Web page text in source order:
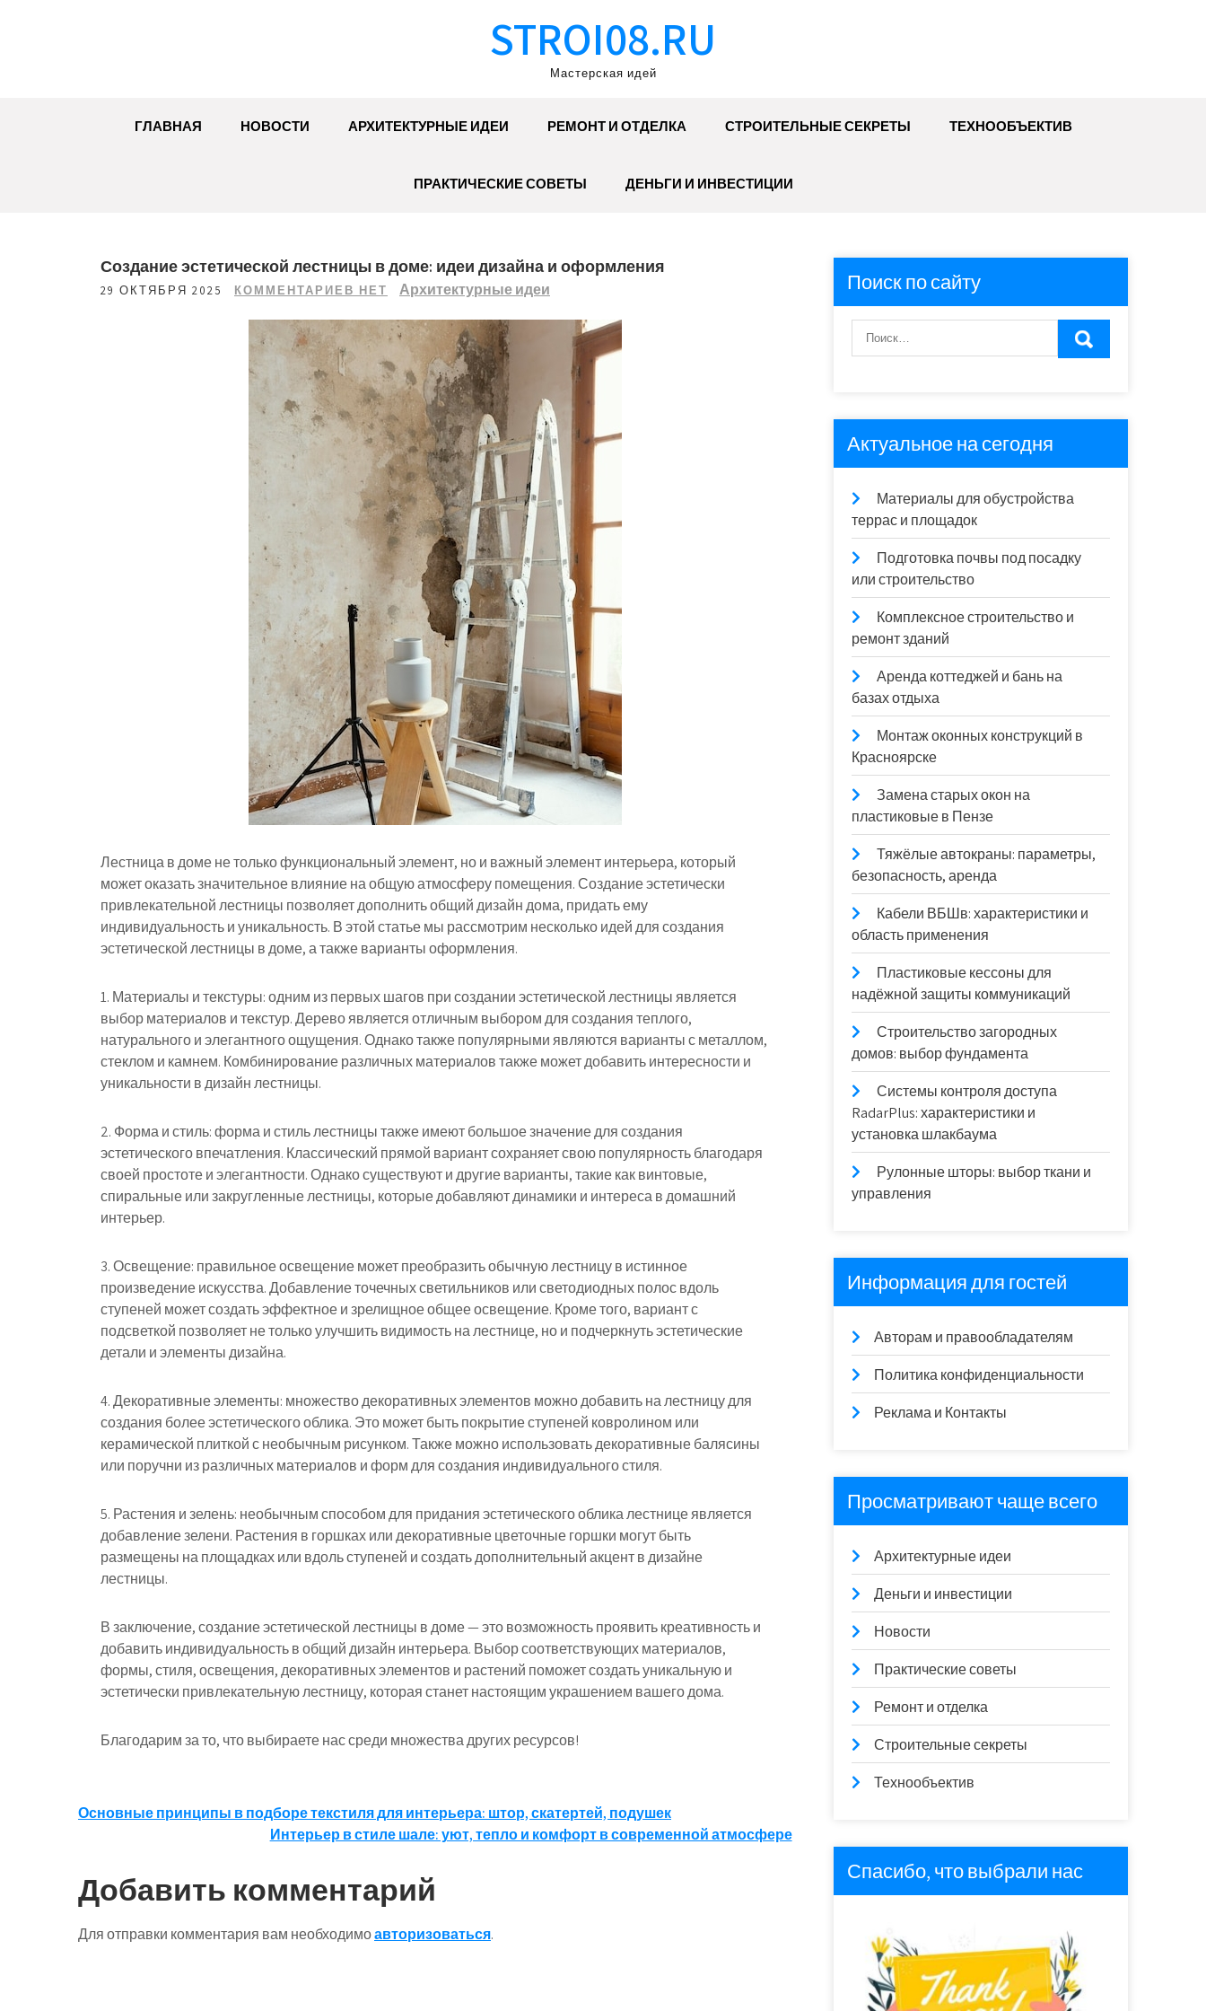
STROI08.RU
Мастерская идей
ГЛАВНАЯ НОВОСТИ АРХИТЕКТУРНЫЕ ИДЕИ РЕМОНТ И ОТДЕЛКА СТРОИТЕЛЬНЫЕ СЕКРЕТЫ ТЕХНООБЪЕКТИВ
ПРАКТИЧЕСКИЕ СОВЕТЫ ДЕНЬГИ И ИНВЕСТИЦИИ
Создание эстетической лестницы в доме: идеи дизайна и оформления
29 ОКТЯБРЯ 2025 КОММЕНТАРИЕВ НЕТ Архитектурные идеи
Лестница в доме не только функциональный элемент, но и важный элемент интерьера, который
может оказать значительное влияние на общую атмосферу помещения. Создание эстетически
привлекательной лестницы позволяет дополнить общий дизайн дома, придать ему
индивидуальность и уникальность. В этой статье мы рассмотрим несколько идей для создания
эстетической лестницы в доме, а также варианты оформления.
1. Материалы и текстуры: одним из первых шагов при создании эстетической лестницы является
выбор материалов и текстур. Дерево является отличным выбором для создания теплого,
натурального и элегантного ощущения. Однако также популярными являются варианты с металлом,
стеклом и камнем. Комбинирование различных материалов также может добавить интересности и
уникальности в дизайн лестницы.
2. Форма и стиль: форма и стиль лестницы также имеют большое значение для создания
эстетического впечатления. Классический прямой вариант сохраняет свою популярность благодаря
своей простоте и элегантности. Однако существуют и другие варианты, такие как винтовые,
спиральные или закругленные лестницы, которые добавляют динамики и интереса в домашний
интерьер.
3. Освещение: правильное освещение может преобразить обычную лестницу в истинное
произведение искусства. Добавление точечных светильников или светодиодных полос вдоль
ступеней может создать эффектное и зрелищное общее освещение. Кроме того, вариант с
подсветкой позволяет не только улучшить видимость на лестнице, но и подчеркнуть эстетические
детали и элементы дизайна.
4. Декоративные элементы: множество декоративных элементов можно добавить на лестницу для
создания более эстетического облика. Это может быть покрытие ступеней ковролином или
керамической плиткой с необычным рисунком. Также можно использовать декоративные балясины
или поручни из различных материалов и форм для создания индивидуального стиля.
5. Растения и зелень: необычным способом для придания эстетического облика лестнице является
добавление зелени. Растения в горшках или декоративные цветочные горшки могут быть
размещены на площадках или вдоль ступеней и создать дополнительный акцент в дизайне
лестницы.
В заключение, создание эстетической лестницы в доме — это возможность проявить креативность и
добавить индивидуальность в общий дизайн интерьера. Выбор соответствующих материалов,
формы, стиля, освещения, декоративных элементов и растений поможет создать уникальную и
эстетически привлекательную лестницу, которая станет настоящим украшением вашего дома.
Благодарим за то, что выбираете нас среди множества других ресурсов!
Навигация
записям
Основные принципы в подборе текстиля для интерьера: штор, скатертей, подушек
Интерьер в стиле шале: уют, тепло и комфорт в современной атмосфере
Добавить комментарий
Для отправки комментария вам необходимоавторизоваться.
Поиск по сайту
Актуальное на сегодня
Материалы для обустройства
террас и площадок
Подготовка почвы под посадку
или строительство
Комплексное строительство и
ремонт зданий
Аренда коттеджей и бань на
базах отдыха
Монтаж оконных конструкций в
Красноярске
Замена старых окон на
пластиковые в Пензе
Тяжёлые автокраны: параметры,
безопасность, аренда
Кабели ВБШв: характеристики и
область применения
Пластиковые кессоны для
надёжной защиты коммуникаций
Строительство загородных
домов: выбор фундамента
Системы контроля доступа
RadarPlus: характеристики и
установка шлакбаума
Рулонные шторы: выбор ткани и
управления
Информация для гостей
Авторам и правообладателям
Политика конфиденциальности
Реклама и Контакты
Просматривают чаще всего
Архитектурные идеи
Деньги и инвестиции
Новости
Практические советы
Ремонт и отделка
Строительные секреты
Технообъектив
Спасибо, что выбрали нас